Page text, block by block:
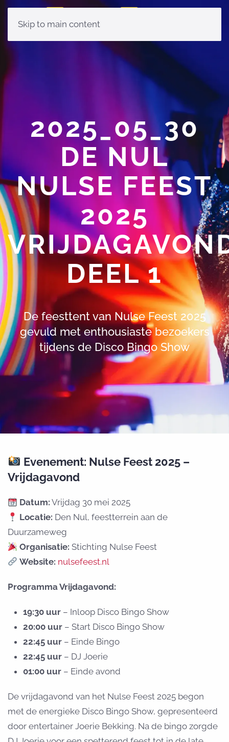
Skip to main content
2025_05_30
DE NUL
NULSE FEEST
2025
DEEL 1
De feesttent van Nulse Feest 2025
gevuld met enthousiaste bezoekers
tijdens de Disco Bingo Show
Evenement: Nulse Feest 2025 –
Vrijdagavond
Datum: Vrijdag 30 mei 2025
Locatie: Den Nul, feestterrein aan de
Duurzameweg
Organisatie: Stichting Nulse Feest
Website: nulsefeest.nl
Programma Vrijdagavond:
19:30 uur – Inloop Disco Bingo Show
20:00 uur – Start Disco Bingo Show
22:45 uur – Einde Bingo
22:45 uur – DJ Joerie
01:00 uur – Einde avond
De vrijdagavond van het Nulse Feest 2025 begon
met de energieke Disco Bingo Show, gepresenteerd
door entertainer Joerie Bekking. Na de bingo zorgde